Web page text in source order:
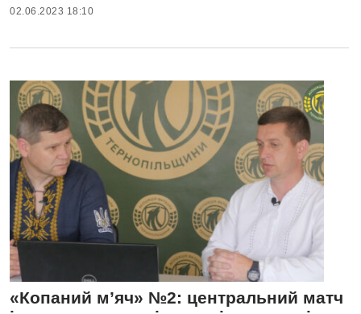
02.06.2023 18:10
«Копаний м’яч» №2: центральний матч